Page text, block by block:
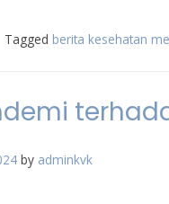
Tagged berita kesehatan
by adminkvk